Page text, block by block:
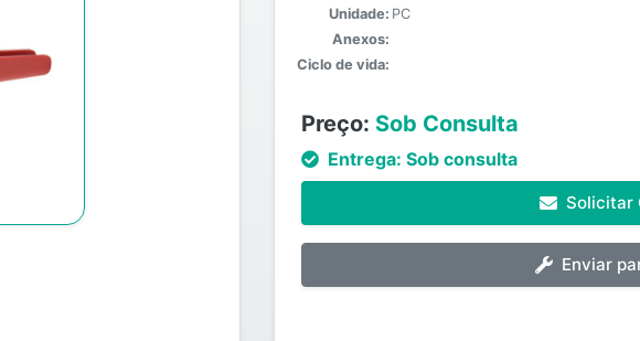
Unidade: PC
Anexos:
Ciclo de vida:
Preço: Sob Consulta
Entrega: Sob consulta
Solicitar
Enviar